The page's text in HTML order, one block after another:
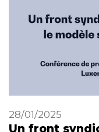
28/01/2025
Un front